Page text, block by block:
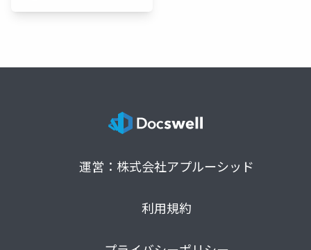
運営：株式会社アプルーシッド
利用規約